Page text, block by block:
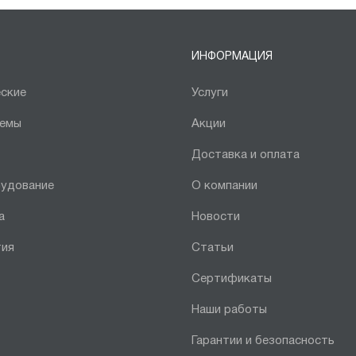
ИНФОРМАЦИЯ
Услуги
Акции
Доставка и оплата
О компании
Новости
Статьи
Сертификаты
Наши работы
Гарантии и безопасность